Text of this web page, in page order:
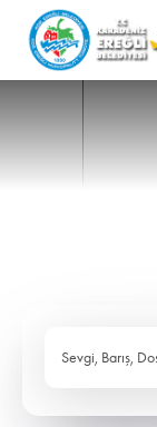
Sevgi, Barış,